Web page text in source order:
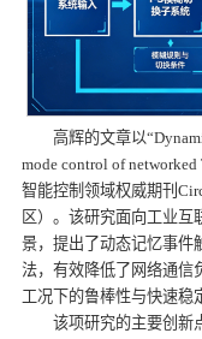
高辉的文章以
mode control of
智能控制领域权威期刊
区）。该研究面向工业
景，提出了动态记忆事件
法，有效降低了网络通信
工况下的鲁棒性与快速稳
该项研究的主要创新